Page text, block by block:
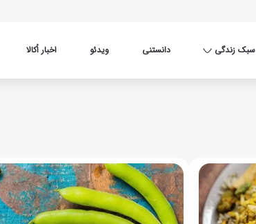
سبک زندگی دانستنی ویدئو اخبار اُکالا